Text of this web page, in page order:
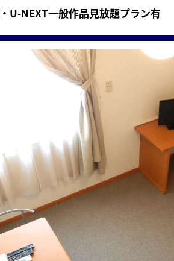
U-NEXT一般作品見放題プラン有